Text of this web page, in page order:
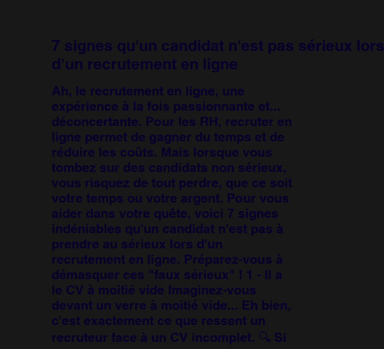
7 signes qu'un candidat n'est pas sérieux lors
d’un recrutement en ligne
Ah, le recrutement en ligne, une
expérience à la fois passionnante et...
déconcertante. Pour les RH, recruter en
ligne permet de gagner du temps et de
réduire les coûts. Mais lorsque vous
tombez sur des candidats non sérieux,
vous risquez de tout perdre, que ce soit
votre temps ou votre argent. Pour vous
aider dans votre quête, voici 7 signes
indéniables qu'un candidat n'est pas à
prendre au sérieux lors d'un
recrutement en ligne. Préparez-vous à
démasquer ces "faux sérieux" ! 1 - ll a
le CV à moitié vide Imaginez-vous
devant un verre à moitié vide... Eh bien,
c'est exactement ce que ressent un
recruteur face à un CV incomplet. 🔍 Si